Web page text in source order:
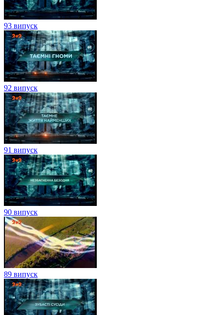
93 випуск
92 випуск
91 випуск
90 випуск
89 випуск